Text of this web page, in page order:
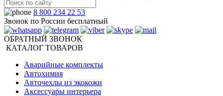
8 800 234 22 53
Звонок по России бесплатный
ОБРАТНЫЙ ЗВОНОК
КАТАЛОГ ТОВАРОВ
Аварийные комплекты
Автохимия
Авточехлы из экокожи
Аксессуары интерьера